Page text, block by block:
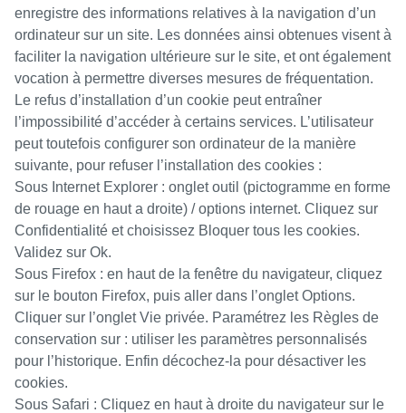
enregistre des informations relatives à la navigation d’un
ordinateur sur un site. Les données ainsi obtenues visent à
faciliter la navigation ultérieure sur le site, et ont également
vocation à permettre diverses mesures de fréquentation.
Le refus d’installation d’un cookie peut entraîner
l’impossibilité d’accéder à certains services. L’utilisateur
peut toutefois configurer son ordinateur de la manière
suivante, pour refuser l’installation des cookies :
Sous Internet Explorer : onglet outil (pictogramme en forme
de rouage en haut a droite) / options internet. Cliquez sur
Confidentialité et choisissez Bloquer tous les cookies.
Validez sur Ok.
Sous Firefox : en haut de la fenêtre du navigateur, cliquez
sur le bouton Firefox, puis aller dans l’onglet Options.
Cliquer sur l’onglet Vie privée. Paramétrez les Règles de
conservation sur : utiliser les paramètres personnalisés
pour l’historique. Enfin décochez-la pour désactiver les
cookies.
Sous Safari : Cliquez en haut à droite du navigateur sur le